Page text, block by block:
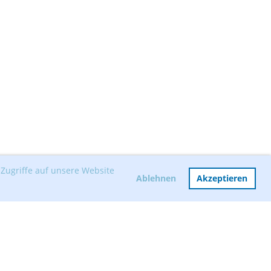
auf unsere Website
Ablehnen Akzeptieren